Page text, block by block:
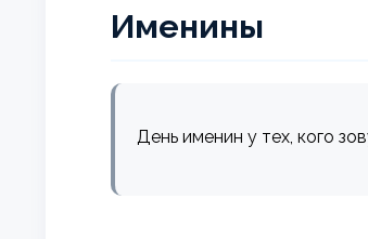
Именины
День именин у тех, кого